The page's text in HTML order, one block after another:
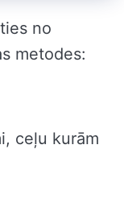
no
metodes:
ceļu kurām